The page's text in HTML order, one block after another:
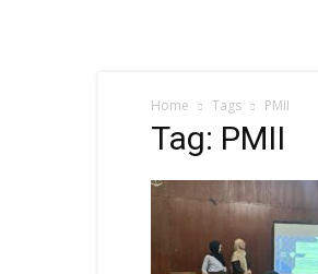
Home Tags PMII
Tag: PMII